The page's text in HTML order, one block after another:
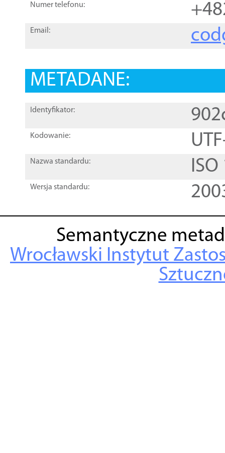
Numer telefonu:
Email:
METADANE:
Identyfikator:
Kodowanie:
Nazwa standardu:
Wersja standardu:
Semantyczne
Wrocławski Instytut